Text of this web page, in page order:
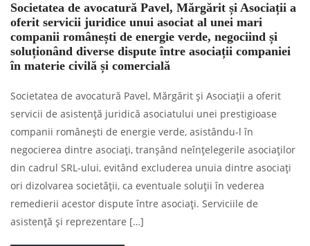
Societatea de avocatură Pavel, Mărgărit și Asociații a
oferit servicii juridice unui asociat al unei mari
companii românești de energie verde, negociind și
soluționând diverse dispute între asociații companiei
în materie civilă și comercială
Societatea de avocatură Pavel, Mărgărit și Asociații a oferit
servicii de asistență juridică asociatului unei prestigioase
companii românești de energie verde, asistându-l în
negocierea dintre asociați, tranșând neînțelegerile asociaților
din cadrul SRL-ului, evitând excluderea unuia dintre asociați
ori dizolvarea societății, ca eventuale soluții în vederea
remedierii acestor dispute între asociați. Serviciile de
asistență și reprezentare […]